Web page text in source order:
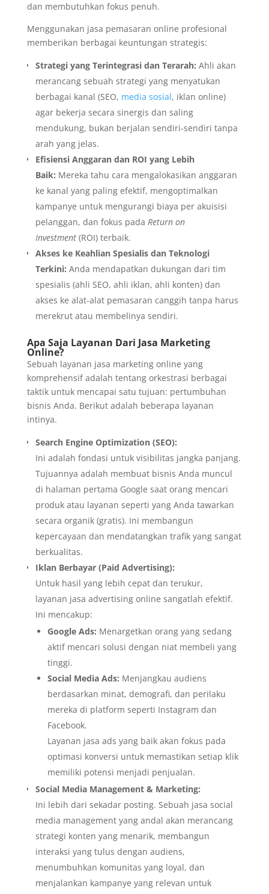
dan membutuhkan fokus penuh.
Menggunakan jasa pemasaran online profesional
memberikan berbagai keuntungan strategis:
Strategi yang Terintegrasi dan Terarah: Ahli akan
merancang sebuah strategi yang menyatukan
berbagai kanal (SEO, media sosial, iklan online)
agar bekerja secara sinergis dan saling
mendukung, bukan berjalan sendiri-sendiri tanpa
arah yang jelas.
Efisiensi Anggaran dan ROI yang Lebih
Baik: Mereka tahu cara mengalokasikan anggaran
ke kanal yang paling efektif, mengoptimalkan
kampanye untuk mengurangi biaya per akuisisi
pelanggan, dan fokus pada Return on
Investment(ROI) terbaik.
Akses ke Keahlian Spesialis dan Teknologi
Terkini: Anda mendapatkan dukungan dari tim
spesialis (ahli SEO, ahli iklan, ahli konten) dan
akses ke alat-alat pemasaran canggih tanpa harus
merekrut atau membelinya sendiri.
Apa Saja Layanan Dari Jasa Marketing
Online?
Sebuah layanan jasa marketing online yang
komprehensif adalah tentang orkestrasi berbagai
taktik untuk mencapai satu tujuan: pertumbuhan
bisnis Anda. Berikut adalah beberapa layanan
intinya.
Search Engine Optimization (SEO):
Ini adalah fondasi untuk visibilitas jangka panjang.
Tujuannya adalah membuat bisnis Anda muncul
di halaman pertama Google saat orang mencari
produk atau layanan seperti yang Anda tawarkan
secara organik (gratis). Ini membangun
kepercayaan dan mendatangkan trafik yang sangat
berkualitas.
Iklan Berbayar (Paid Advertising):
Untuk hasil yang lebih cepat dan terukur,
layanan jasa advertising online sangatlah efektif.
Ini mencakup:
Google Ads: Menargetkan orang yang sedang
aktif mencari solusi dengan niat membeli yang
tinggi.
Social Media Ads: Menjangkau audiens
berdasarkan minat, demografi, dan perilaku
mereka di platform seperti Instagram dan
Facebook.
Layanan jasa ads yang baik akan fokus pada
optimasi konversi untuk memastikan setiap klik
memiliki potensi menjadi penjualan.
Social Media Management & Marketing:
Ini lebih dari sekadar posting. Sebuah jasa social
media management yang andal akan merancang
strategi konten yang menarik, membangun
interaksi yang tulus dengan audiens,
menumbuhkan komunitas yang loyal, dan
menjalankan kampanye yang relevan untuk